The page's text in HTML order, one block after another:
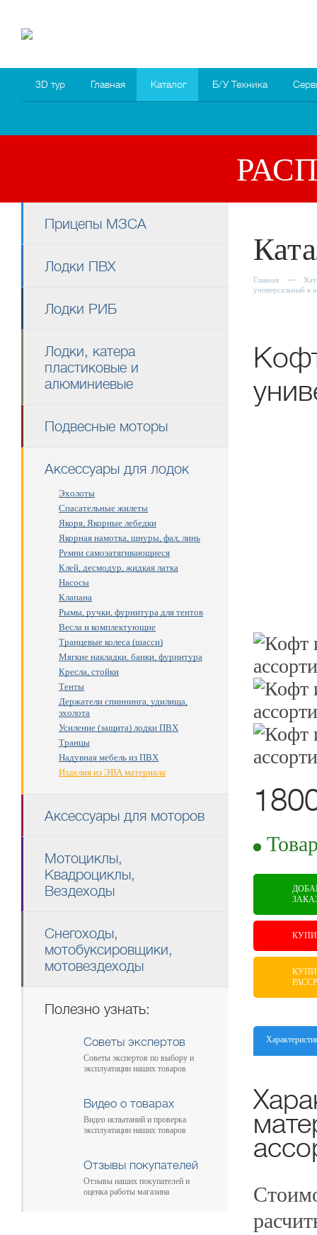
3D тур Главная Каталог Б/У Техника
Прицепы МЗСА
Лодки ПВХ
Лодки РИБ
Лодки, катера
пластиковые и
алюминиевые
Подвесные моторы
Аксессуары для лодок
Эхолоты
Спасательные жилеты
Якоря, Якорные лебедки
Якорная намотка, шнуры, фал, линь
Ремни самозатягивающиеся
Клей, десмодур, жидкая латка
Насосы
Клапана
Рымы, ручки, фурнитура для тентов
Весла и комплектующие
Транцевые колеса (шасси)
Мягкие накладки, банки, фурнитура
Кресла, стойки
Тенты
Держатели спиннинга, удилища,
эхолота
Усиление (защита) лодки ПВХ
Транцы
Надувная мебель из ПВХ
Изделия из ЭВА материала
Аксессуары для моторов
Мотоциклы,
Квадроциклы,
Вездеходы
Снегоходы,
мотобуксировщики,
мотовездеходы
Полезно узнать:
Советы экспертов
Советы экспертов по выбору и
эксплуатации наших товаров
Видео о товарах
Видео испытаний и проверка
эксплуатации наших товаров
Отзывы покупателей
Отзывы наших покупателей и
оценка работы магазина
Главная
универсальный в
RUB